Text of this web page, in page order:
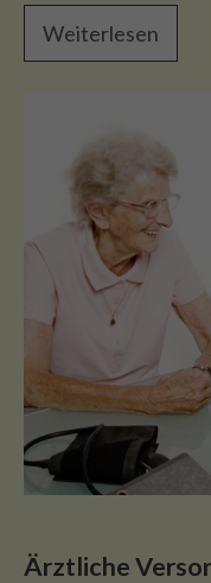
Weiterlesen
Ärztliche